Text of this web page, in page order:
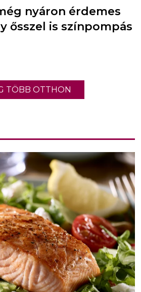
nyáron érdemes
ősszel is színpompás
TÖBB OTTHON